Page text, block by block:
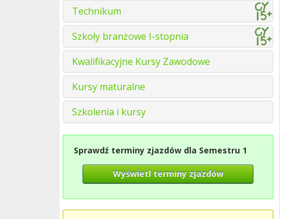
Technikum
Szkoły branżowe I-stopnia
Kwalifikacyjne Kursy Zawodowe
Kursy maturalne
Szkolenia i kursy
Sprawdź terminy zjazdów dla Semestru 1
Wyświetl terminy zjazdów